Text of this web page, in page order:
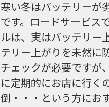
寒い冬はバッテリーが
です。ロードサービス
ルは、実はバッテリー
テリー上がりを未然に
チェックが必要ですが
に定期的にお店に行く
倒・・・という方にお